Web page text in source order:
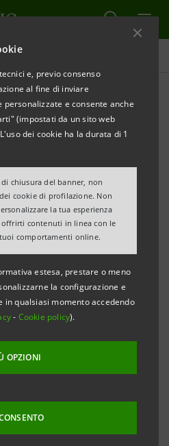
e, previo consenso
al fine di inviare
e consente anche
(impostati da un sito web
dei cookie ha la durata di 1
chiusura del banner, non
cookie di profilazione. Non
la tua esperienza
offrirti contenuti in linea con le
comportamenti online.
estesa, prestare o meno
la configurazione e
in qualsiasi momento accedendo
- Cookie policy).
OPZIONI
I RISULTATI DELLA
PROGRAMMA DI ACQUISTO
A SERVIZIO DELLA
DEL CONTROLLO DI
2007- Intesa Sanpaolo ha
19 ottobre, la terza
di acquisto di azioni
della permuta per
di Carifirenze, autorizzato
2 ottobre 2007 e reso noto
stampa emesso in pari